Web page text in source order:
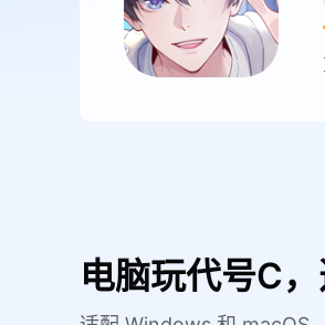
电脑玩代号C